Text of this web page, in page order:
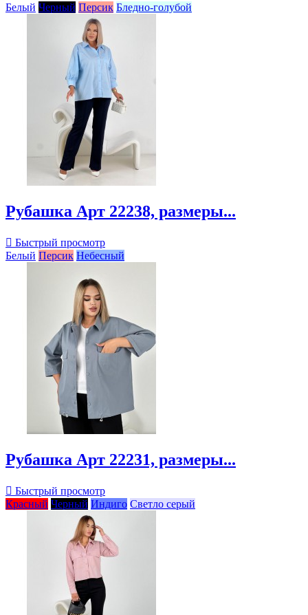
Белый Черный Персик Бледно-голубой
Рубашка Арт 22238, размеры...
 Быстрый просмотр
Белый Персик Небесный
Рубашка Арт 22231, размеры...
 Быстрый просмотр
Красный Черный Индиго Светло серый